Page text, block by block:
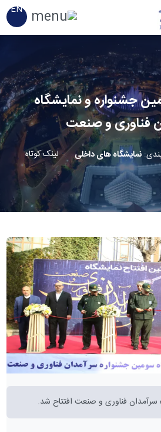
EN
جشنواره و نمایشگاه
فناوری و صنعت
: نمایشگاه های داخلی لینک کوتاه
سرآمدان فناوری و صنعت افتتاح شد.